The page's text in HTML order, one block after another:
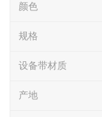
颜色
规格
设备带材质
产地